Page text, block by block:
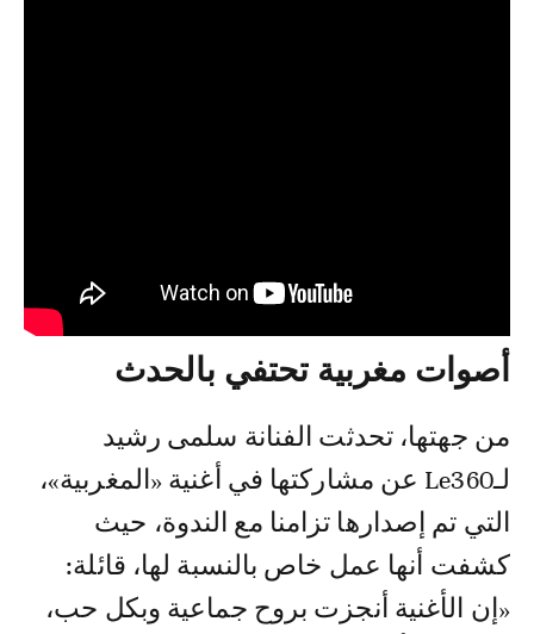
أصوات مغربية تحتفي بالحدث
من جهتها، تحدثت الفنانة سلمى رشيد
لـLe360 عن مشاركتها في أغنية «المغربية»،
التي تم إصدارها تزامنا مع الندوة، حيث
كشفت أنها عمل خاص بالنسبة لها، قائلة:
«إن الأغنية أنجزت بروح جماعية وبكل حب،